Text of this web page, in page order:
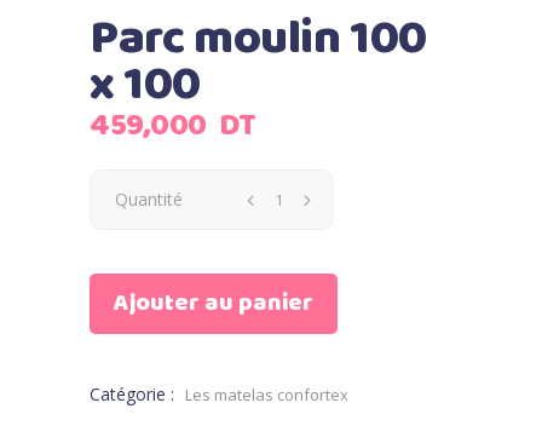
Parc moulin 100
x 100
459,000 DT
Quantité
Ajouter au panier
Catégorie : Les matelas confortex